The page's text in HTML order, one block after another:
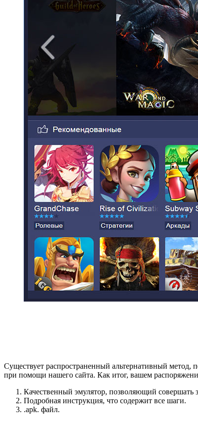
Существует распространенный альтернативный метод,
при помощи нашего сайта. Как итог, вашем
Качественный эмулятор, позволяющий
Подробная инструкция, что содержит все шаги.
.apk. файл.